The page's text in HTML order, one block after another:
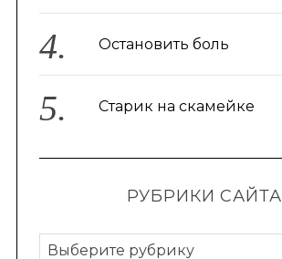
Остановить боль
Старик на скамейке
РУБРИКИ САЙТА
Р